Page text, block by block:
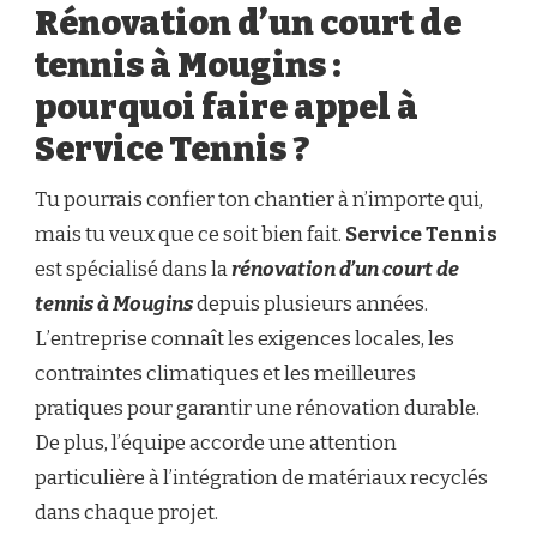
Rénovation d’un court de
tennis à Mougins :
pourquoi faire appel à
Service Tennis ?
Tu pourrais confier ton chantier à n’importe qui,
mais tu veux que ce soit bien fait. Service Tennis
est spécialisé dans larénovation d’un court de
tennis à Mouginsdepuis plusieurs années.
L’entreprise connaît les exigences locales, les
contraintes climatiques et les meilleures
pratiques pour garantir une rénovation durable.
De plus, l’équipe accorde une attention
particulière à l’intégration de matériaux recyclés
dans chaque projet.